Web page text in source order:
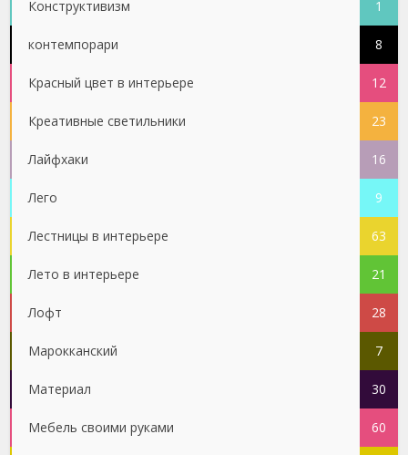
Конструктивизм 1
контемпорари 8
Красный цвет в интерьере 12
Креативные светильники 23
Лайфхаки 16
Лего 9
Лестницы в интерьере 63
Лето в интерьере 21
Лофт 28
Марокканский 7
Материал 30
Мебель своими руками 60